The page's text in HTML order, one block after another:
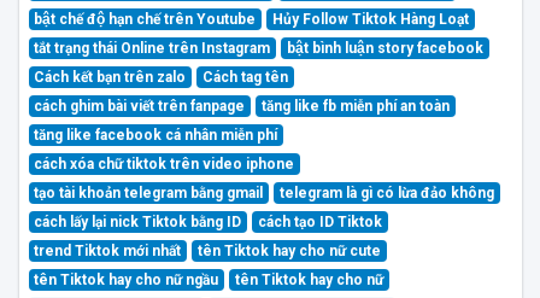
bật chế độ hạn chế trên Youtube
Hủy Follow Tiktok Hàng Loạt
tắt trạng thái Online trên Instagram
bật bình luận story facebook
Cách kết bạn trên zalo
Cách tag tên
cách ghim bài viết trên fanpage
tăng like fb miễn phí an toàn
tăng like facebook cá nhân miễn phí
cách xóa chữ tiktok trên video iphone
tạo tài khoản telegram bằng gmail
telegram là gì có lừa đảo không
cách lấy lại nick Tiktok bằng ID
cách tạo ID Tiktok
trend Tiktok mới nhất
tên Tiktok hay cho nữ cute
tên Tiktok hay cho nữ ngầu
tên Tiktok hay cho nữ